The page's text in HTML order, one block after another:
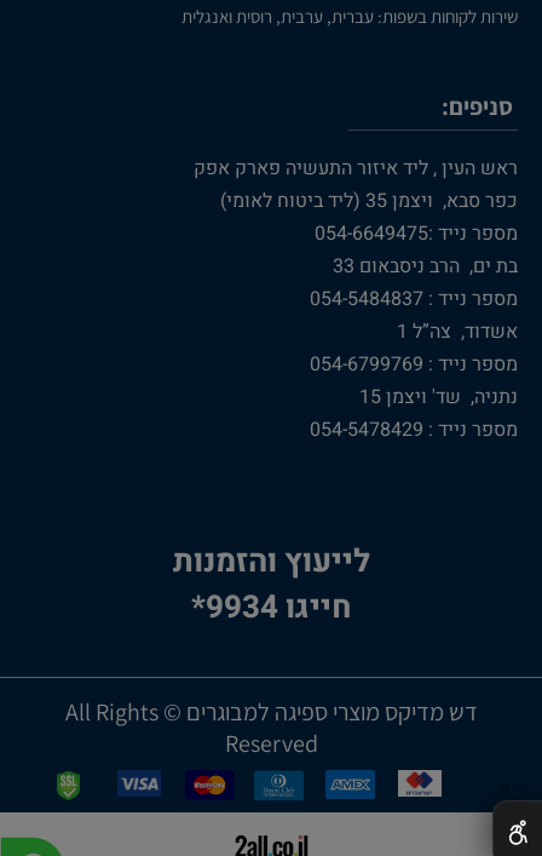
שירות לקוחות בשפות: עברית, ערבית, רוסית ואנגלית
סניפים:
ראש העין , ליד איזור התעשיה פארק אפק
כפר סבא, ויצמן 35 (ליד ביטוח לאומי)
מספר נייד :054-6649475
בת ים, הרב ניסבאום 33
מספר נייד : 054-5484837
אשדוד, צה”ל 1
מספר נייד : 054-6799769
נתניה, שד' ויצמן 15
מספר נייד : 054-5478429
לייעוץ והזמנות
חייגו 9934*
דש מדיקס מוצרי ספיגה למבוגרים © All Rights
Reserved